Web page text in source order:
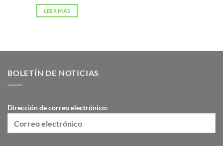
LEER MÁS
BOLETÍN DE NOTICIAS
Dirección de correo electrónico: